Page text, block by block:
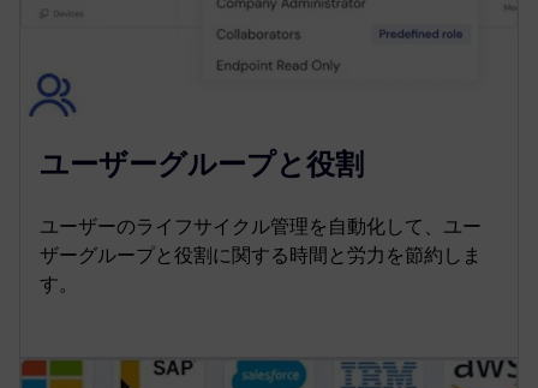
ユーザーグループと役割
ユーザーのライフサイクル管理を自動化して、ユー
ザーグループと役割に関する時間と労力を節約しま
す。